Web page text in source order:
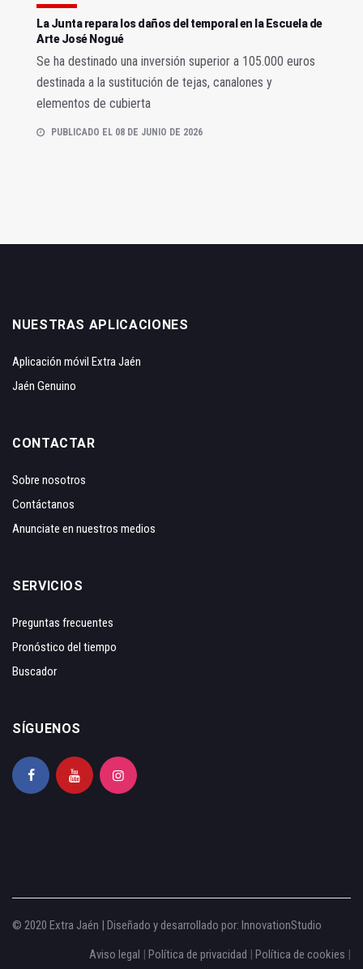
La Junta repara los daños del temporal en la Escuela de
Arte José Nogué
Se ha destinado una inversión superior a 105.000 euros
destinada a la sustitución de tejas, canalones y
elementos de cubierta
PUBLICADO EL 08 DE JUNIO DE 2026
NUESTRAS APLICACIONES
Aplicación móvil Extra Jaén
Jaén Genuino
CONTACTAR
Sobre nosotros
Contáctanos
Anunciate en nuestros medios
SERVICIOS
Preguntas frecuentes
Pronóstico del tiempo
Buscador
SÍGUENOS
© 2020 Extra Jaén | Diseñado y desarrollado por: InnovationStudio
Aviso legal | Política de privacidad | Política de cookies |